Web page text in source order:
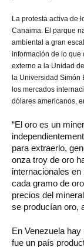
La protesta activa de
Canaima. El parque
ambiental a gran
información de lo que
externo a la Unidad
la Universidad Simón
los mercados
dólares americanos,
“El oro es un
para extraerlo,
onza troy de oro
internacionales
cada gramo de
precios del
se producían oro,
En Venezuela hay
fue un país